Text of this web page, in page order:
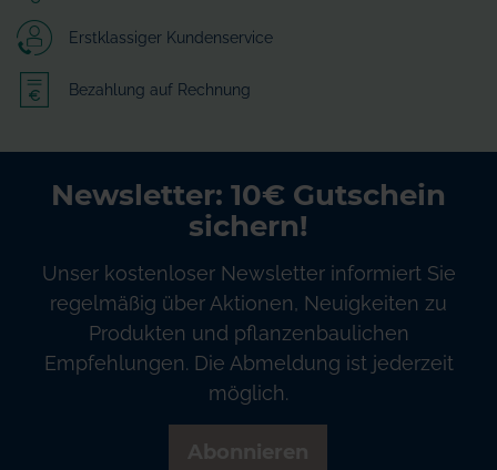
Erstklassiger Kundenservice
Bezahlung auf Rechnung
Newsletter: 10€ Gutschein
sichern!
Unser kostenloser Newsletter informiert Sie
regelmäßig über Aktionen, Neuigkeiten zu
Produkten und pflanzenbaulichen
Empfehlungen. Die Abmeldung ist jederzeit
möglich.